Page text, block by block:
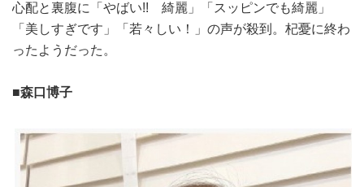
心配と裏腹に「やばい!! 綺麗」「スッピンでも綺麗」
「美しすぎです」「若々しい！」の声が殺到。杞憂に終わ
ったようだった。
■森口博子